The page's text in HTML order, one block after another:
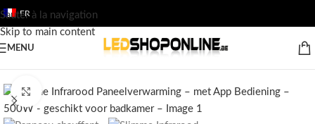
Sauter à la navigation
Skip to main content
FR
MENU
Accueil Maison & Cuisine /Bureau
Cliquez pour agrandir